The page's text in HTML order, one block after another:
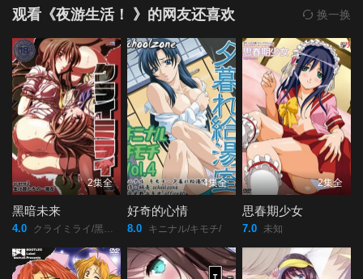
观看《夜游生活！ 》的网友还喜欢 换一换
2集全
黑暗未来
4.0 クライミライ/黑暗未來/哭泣未來/
4集全
好奇的心情
8.0 キニナル/キモチ/
2集全
思春期少女
7.0 未知